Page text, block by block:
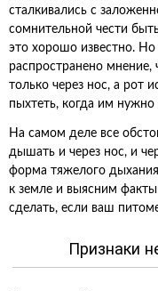
сталкивались с
сомнительной чести
это хорошо известно. Но
распространено
только через нос, а рот
пыхтеть, когда им нужно
На самом деле все
дышать и через нос, и
форма тяжелого
к земле и выясним
сделать, если ваш
Признаки